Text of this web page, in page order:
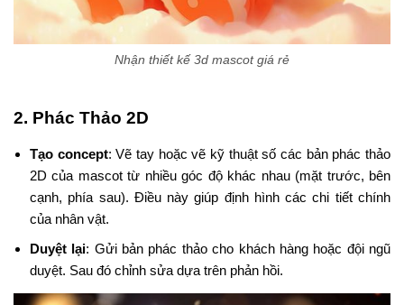
Nhận thiết kế 3d mascot giá rẻ
2. Phác Thảo 2D
Tạo concept: Vẽ tay hoặc vẽ kỹ thuật số các bản phác thảo
2D của mascot từ nhiều góc độ khác nhau (mặt trước, bên
cạnh, phía sau). Điều này giúp định hình các chi tiết chính
của nhân vật.
Duyệt lại: Gửi bản phác thảo cho khách hàng hoặc đội ngũ
duyệt. Sau đó chỉnh sửa dựa trên phản hồi.